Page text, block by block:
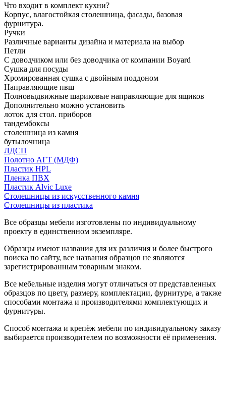
Что входит в комплект кухни?
Корпус, влагостойкая столешница, фасады, базовая
фурнитура.
Ручки
Различные варианты дизайна и материала на выбор
Петли
С доводчиком или без доводчика от компании Boyard
Сушка для посуды
Хромированная сушка с двойным поддоном
Направляющие пвш
Полновыдвижные шариковые направляющие для ящиков
Дополнительно можно установить
лоток для стол. приборов
тандембоксы
столешница из камня
бутылочница
ЛДСП
Полотно АГТ (МДФ)
Пластик HPL
Пленка ПВХ
Пластик Alvic Luxe
Столешницы из искусственного камня
Столешницы из пластика
Все образцы мебели изготовлены по индивидуальному
проекту в единственном экземпляре.
Образцы имеют названия для их различия и более быстрого
поиска по сайту, все названия образцов не являются
зарегистрированным товарным знаком.
Все мебельные изделия могут отличаться от представленных
образцов по цвету, размеру, комплектации, фурнитуре, а также
способами монтажа и производителями комплектующих и
фурнитуры.
Способ монтажа и крепёж мебели по индивидуальному заказу
выбирается производителем по возможности её применения.